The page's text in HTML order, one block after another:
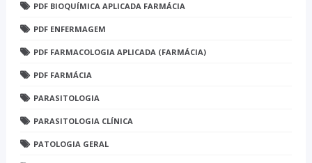
PDF BIOQUÍMICA APLICADA FARMÁCIA
PDF ENFERMAGEM
PDF FARMACOLOGIA APLICADA (FARMÁCIA)
PDF FARMÁCIA
PARASITOLOGIA
PARASITOLOGIA CLÍNICA
PATOLOGIA GERAL